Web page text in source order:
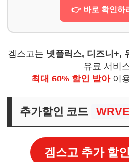
👉 바로 확인하
겜스고는 넷플릭스, 디즈니+,
유료 서비
최대 60% 할인 받아이
추가할인 코드
겜스고 추가 할